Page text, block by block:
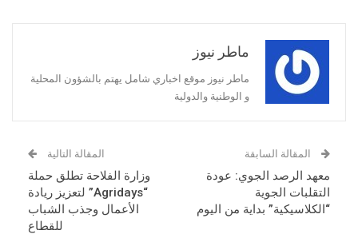
ماطر نيوز
ماطر نيوز موقع اخباري شامل يهتم بالشؤون المحلية
و الوطنية والدولية
المقالة السابقة
معهد الرصد الجوي: عودة
التقلبات الجوية
“الكلاسيكية” بداية من اليوم
المقالة التالية
وزارة الفلاحة تطلق حملة
“Agridays” لتعزيز ريادة
الأعمال وجذب الشباب
للقطاع